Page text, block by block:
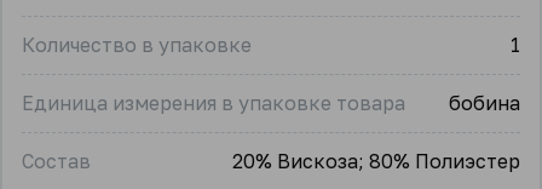
Количество в упаковке 1
Единица измерения в упаковке товара бобина
Состав 20% Вискоза; 80% Полиэстер